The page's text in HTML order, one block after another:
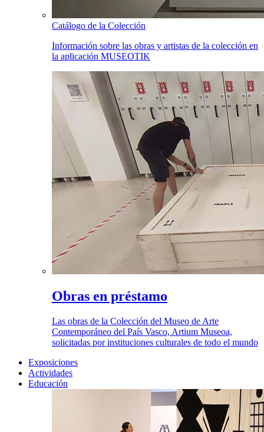
Catálogo de la Colección
Información sobre las obras y artistas de la colección en
la aplicación MUSEOTIK
Obras en préstamo
Las obras de la Colección del Museo de Arte
Contemporáneo del País Vasco, Artium Museoa,
solicitadas por instituciones culturales de todo el mundo
Exposiciones
Actividades
Educación